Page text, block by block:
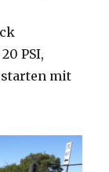
PSI,
starten mit